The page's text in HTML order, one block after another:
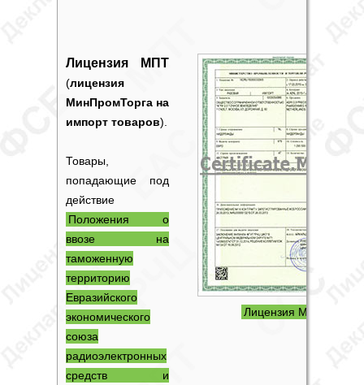
Лицензия МПТ
(лицензия
МинПромТорга на
импорт товаров).
Товары,
попадающие под
действие
Положения о
ввозе на
таможенную
территорию
Евразийского
экономического
союза
радиоэлектронных
средств и
Лицензия МПТ